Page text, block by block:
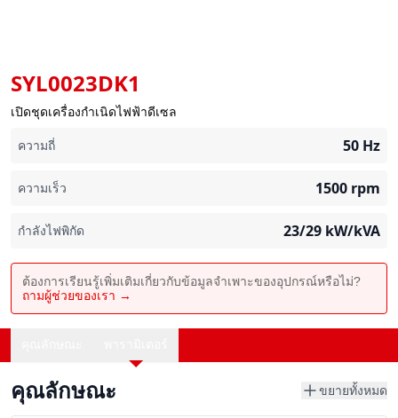
SYL0023DK1
เปิดชุดเครื่องกำเนิดไฟฟ้าดีเซล
ความถี่
50 Hz
ความเร็ว 1500 rpm
กำลังไฟพิกัด 23/29 kW/kVA
ต้องการเรียนรู้เพิ่มเติมเกี่ยวกับข้อมูลจำเพาะของอุปกรณ์หรือไม่?
ถามผู้ช่วยของเรา →
คุณลักษณะ ขยายทั้งหมด